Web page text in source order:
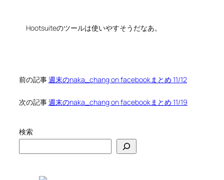
Hootsuiteのツールは使いやすそうだなあ。
前の記事週末のnaka_chang on facebookまとめ 11/12
次の記事週末のnaka_chang on facebookまとめ 11/19
検索